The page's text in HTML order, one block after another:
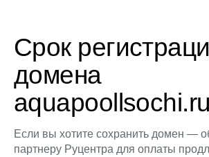
Срок
домена
Если вы хотите сохранить домен —
партнеру Руцентра для оплаты